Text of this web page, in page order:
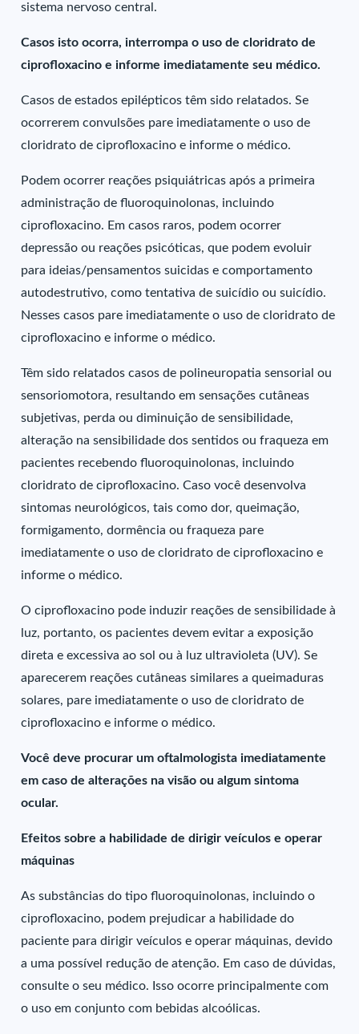
sistema nervoso central.
Casos isto ocorra, interrompa o uso de cloridrato de
ciprofloxacino e informe imediatamente seu médico.
Casos de estados epilépticos têm sido relatados. Se
ocorrerem convulsões pare imediatamente o uso de
cloridrato de ciprofloxacino e informe o médico.
Podem ocorrer reações psiquiátricas após a primeira
administração de fluoroquinolonas, incluindo
ciprofloxacino. Em casos raros, podem ocorrer
depressão ou reações psicóticas, que podem evoluir
para ideias/pensamentos suicidas e comportamento
autodestrutivo, como tentativa de suicídio ou suicídio.
Nesses casos pare imediatamente o uso de cloridrato de
ciprofloxacino e informe o médico.
Têm sido relatados casos de polineuropatia sensorial ou
sensoriomotora, resultando em sensações cutâneas
subjetivas, perda ou diminuição de sensibilidade,
alteração na sensibilidade dos sentidos ou fraqueza em
pacientes recebendo fluoroquinolonas, incluindo
cloridrato de ciprofloxacino. Caso você desenvolva
sintomas neurológicos, tais como dor, queimação,
formigamento, dormência ou fraqueza pare
imediatamente o uso de cloridrato de ciprofloxacino e
informe o médico.
O ciprofloxacino pode induzir reações de sensibilidade à
luz, portanto, os pacientes devem evitar a exposição
direta e excessiva ao sol ou à luz ultravioleta (UV). Se
aparecerem reações cutâneas similares a queimaduras
solares, pare imediatamente o uso de cloridrato de
ciprofloxacino e informe o médico.
Você deve procurar um oftalmologista imediatamente
em caso de alterações na visão ou algum sintoma
ocular.
Efeitos sobre a habilidade de dirigir veículos e operar
máquinas
As substâncias do tipo fluoroquinolonas, incluindo o
ciprofloxacino, podem prejudicar a habilidade do
paciente para dirigir veículos e operar máquinas, devido
a uma possível redução de atenção. Em caso de dúvidas,
consulte o seu médico. Isso ocorre principalmente com
o uso em conjunto com bebidas alcoólicas.